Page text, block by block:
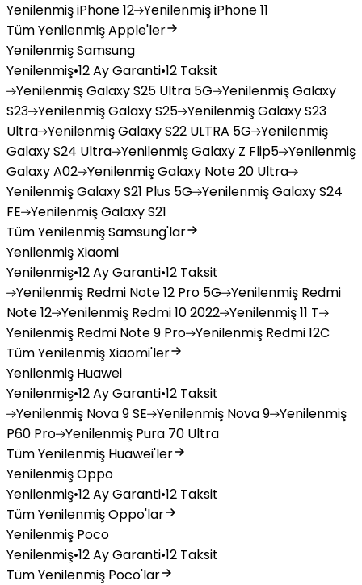
YenilenmişiPhone 12 YenilenmişiPhone 11
Tüm Yenilenmiş Apple'ler
Yenilenmiş Samsung
Yenilenmiş•12 Ay Garanti•12 Taksit
YenilenmişGalaxy S25 Ultra 5G YenilenmişGalaxy
S23 YenilenmişGalaxy S25 YenilenmişGalaxy S23
Ultra YenilenmişGalaxy S22 ULTRA 5G Yenilenmiş
Galaxy S24 Ultra YenilenmişGalaxy Z Flip5 Yenilenmiş
Galaxy A02 YenilenmişGalaxy Note 20 Ultra
YenilenmişGalaxy S21 Plus 5G YenilenmişGalaxy S24
FE YenilenmişGalaxy S21
Tüm Yenilenmiş Samsung'lar
Yenilenmiş Xiaomi
Yenilenmiş•12 Ay Garanti•12 Taksit
Yenilenmiş Redmi Note 12 Pro 5G Yenilenmiş Redmi
Note 12 Yenilenmiş Redmi 10 2022 Yenilenmiş11 T
Yenilenmiş Redmi Note 9 Pro Yenilenmiş Redmi 12C
Tüm Yenilenmiş Xiaomi'ler
Yenilenmiş Huawei
Yenilenmiş•12 Ay Garanti•12 Taksit
Yenilenmiş Nova 9 SE Yenilenmiş Nova 9 Yenilenmiş
P60 Pro Yenilenmiş Pura 70 Ultra
Tüm Yenilenmiş Huawei'ler
Yenilenmiş Oppo
Yenilenmiş•12 Ay Garanti•12 Taksit
Tüm Yenilenmiş Oppo'lar
Yenilenmiş Poco
Yenilenmiş•12 Ay Garanti•12 Taksit
Tüm Yenilenmiş Poco'lar